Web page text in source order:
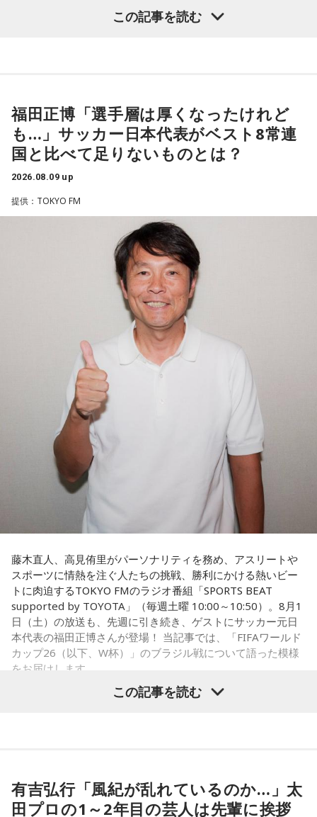
ることを明かした。また、歌手はレコーディングを終えた
後、自分自身が“演出家”となって楽曲を育てていく仕事でもあ
ると語り、長年培ってきた表現者としての思いを語った。
ューから間もなく所属レコード会社がなくなり、「どこへ行
けばいいの？」と途方に暮れたことや、芸名を何度も変えな
がら挑戦を続けてきた日々を振り返る。それでも諦めずに歌
い続けた経験が、45周年記念シングル「露天の花」に込めた
「どんな環境でも花は咲く」「その場所で咲く花がある」と
いうメッセージにつながっていると話した。人生は何度でも
立ち上がれるという応援歌は、自身の歩みそのものでもある
さらに、趣味についてもトークを展開。愛犬と過ごす時間を
増やすために驚くべきあるものを購入したと言う。さて何を
購入したのか…？ 詳しくはradikoタイムフリーで！
この記事を読む
福田正博「選手層は厚くなったけれど
も…」サッカー日本代表がベスト8常連
国と比べて足りないものとは？
2026.08.09 up
提供：TOKYO FM
藤木直人、高見侑里がパーソナリティを務め、アスリートや
スポーツに情熱を注ぐ人たちの挑戦、勝利にかける熱いビー
トに肉迫するTOKYO FMのラジオ番組「SPORTS BEAT
supported by TOYOTA」（毎週土曜 10:00～10:50）。8月1
日（土）の放送も、先週に引き続き、ゲストにサッカー元日
本代表の福田正博さんが登場！ 当記事では、「FIFAワールド
カップ26（以下、W杯）」のブラジル戦について語った模様
をお届けします。
輝き、Jリーグ通算228試合出場93得点を挙げ、日本代表では
45試合出場で9ゴールを記録するなど活躍を見せ、1993年に
はW杯アジア地区最終予選にも出場しました。2002年に現役
この記事を読む
有吉弘行「風紀が乱れているのか…」太
田プロの1～2年目の芸人は先輩に挨拶